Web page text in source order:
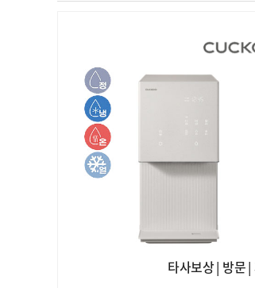
타사보상 | 방문